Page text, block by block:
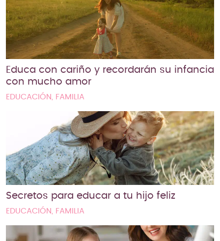
Educa con cariño y recordarán su infancia
con mucho amor
EDUCACIÓN, FAMILIA
Secretos para educar a tu hijo feliz
EDUCACIÓN, FAMILIA